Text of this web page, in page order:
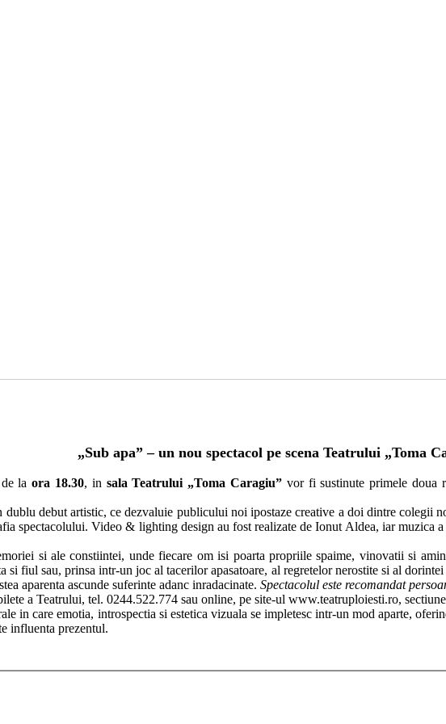
„Sub apa” – un nou spectacol pe scena Teatrului „Toma
laora 18.30, in sala Teatrului „Toma Caragiu” vor fi sustinute primele doua
debut artistic, ce dezvaluie publicului noi ipostaze creative a doi dintre colegii
spectacolului. Video & lighting design au fost realizate de Ionut Aldea, iar
si ale constiintei, unde fiecare om isi poarta propriile spaime, vinovatii si
si fiul sau, prinsa intr-un joc al tacerilor apasatoare, al regretelor nerostite si al
aparenta ascunde suferinte adanc inradacinate. Spectacolul este recomandat
a Teatrului, tel. 0244.522.774 sau online, pe site-ul www.teatruploiesti.ro,
care emotia, introspectia si estetica vizuala se impletesc intr-un mod aparte,
influenta prezentul.